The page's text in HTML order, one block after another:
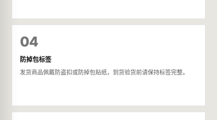
04
防掉包标签
发货商品佩戴防盗扣或防掉包贴纸，到货验货前请保持标签完整。